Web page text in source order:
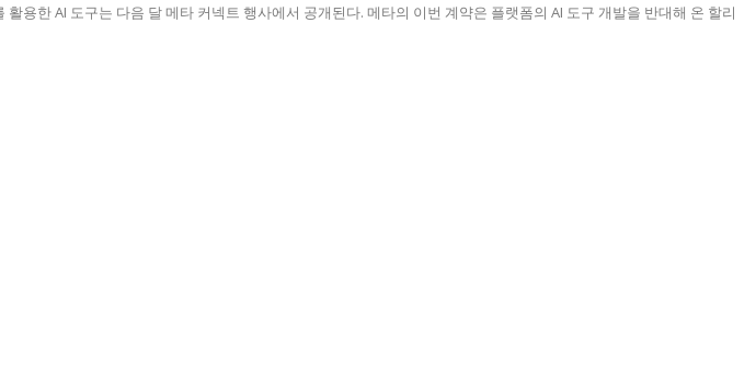
한 AI 도구는 다음 달 메타 커넥트 행사에서 공개된다. 메타의 이번 계약은 플랫폼의 AI 도구 개발을 반대해 온 할리